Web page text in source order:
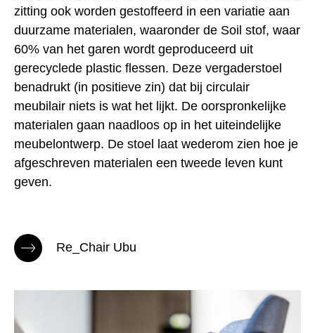
zitting ook worden gestoffeerd in een variatie aan
duurzame materialen, waaronder de Soil stof, waar
60% van het garen wordt geproduceerd uit
gerecyclede plastic flessen. Deze vergaderstoel
benadrukt (in positieve zin) dat bij circulair
meubilair niets is wat het lijkt. De oorspronkelijke
materialen gaan naadloos op in het uiteindelijke
meubelontwerp. De stoel laat wederom zien hoe je
afgeschreven materialen een tweede leven kunt
geven.
Re_Chair Ubu